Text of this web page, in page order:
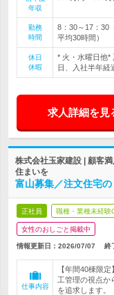
年収
勤務
時間
8：30～17：30
平均30時間）
休日
休暇
* 火・水曜日他*
日、入社半年経
求人詳細を見
株式会社玉家建設 | 顧客
住まいを
富山募集／注文住宅
正社員 職種・業種未経験
女性のおしごと掲載中
情報更新日：2026/07/07 終
仕事内容
【年間40棟限
工管理の視点か
を追求します。